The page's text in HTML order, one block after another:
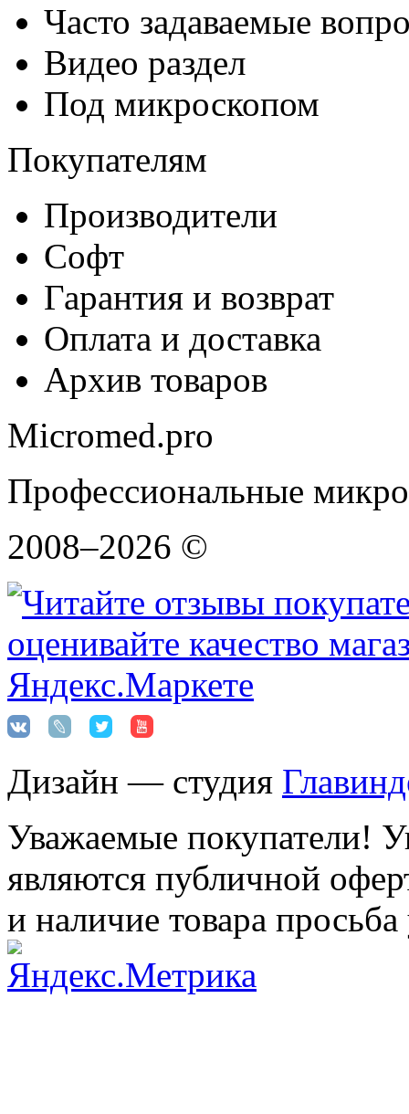
Часто задаваемые
Видео раздел
Под микроскопом
Покупателям
Производители
Софт
Гарантия и возврат
Оплата и доставка
Архив товаров
Micromed.pro
Профессиональные
2008–2026 ©
Дизайн — студия
Уважаемые покупатели!
являются публичной
и наличие товара